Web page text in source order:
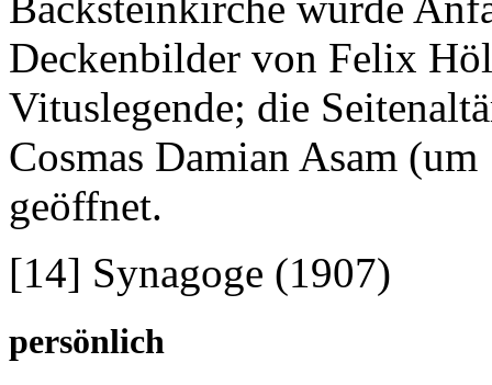
Deckenbilder von Felix
Vituslegende; die
Cosmas Damian Asam
geöffnet.
[14] Synagoge (1907)
persönlich